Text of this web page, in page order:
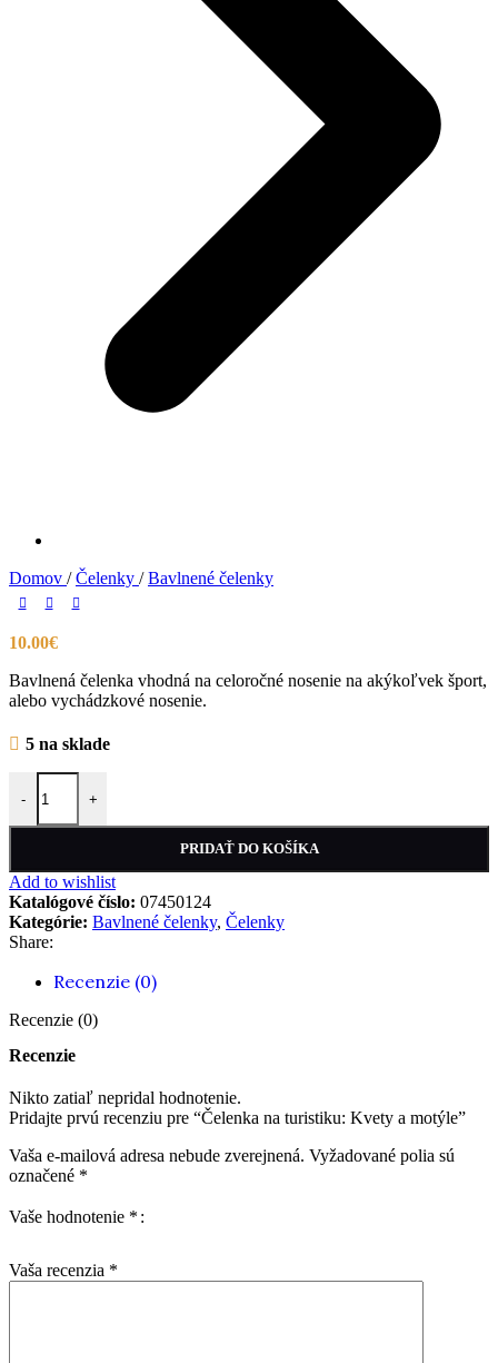
Domov / Čelenky / Bavlnené čelenky
10.00€
Bavlnená čelenka vhodná na celoročné nosenie na akýkoľvek šport,
alebo vychádzkové nosenie.
5 na sklade
-
množstvo Čelenka na turistiku: Kvety a motýle
+
PRIDAŤ DO KOŠÍKA
Add to wishlist
Katalógové číslo: 07450124
Kategórie: Bavlnené čelenky, Čelenky
Share:
Recenzie (0)
Recenzie (0)
Recenzie
Nikto zatiaľ nepridal hodnotenie.
Pridajte prvú recenziu pre “Čelenka na turistiku: Kvety a motýle”
Vaša e-mailová adresa nebude zverejnená. Vyžadované polia sú
označené *
Vaše hodnotenie *
Vaša recenzia *